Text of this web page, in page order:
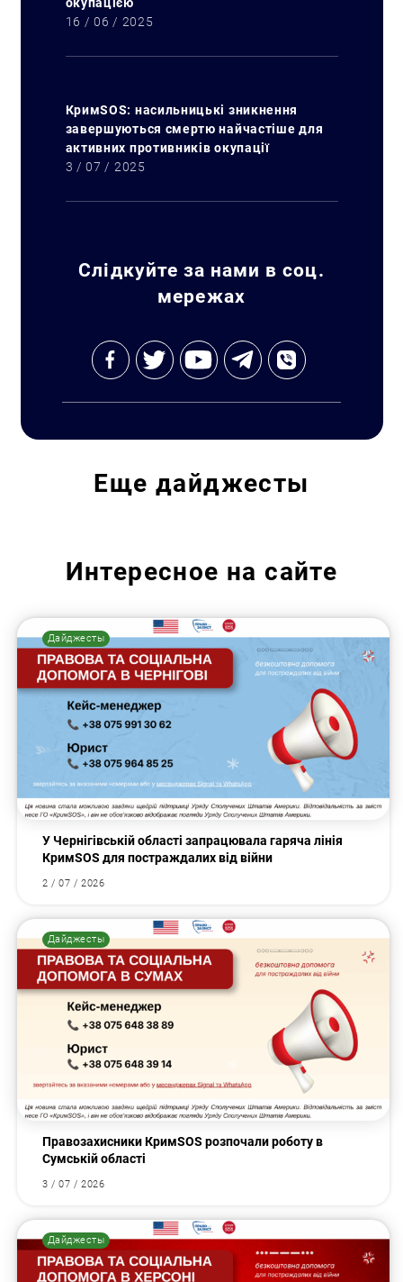
16 / 06 / 2025
КримSOS: насильницькі зникнення
завершуються смертю найчастіше для
активних противників окупації
3 / 07 / 2025
Слідкуйте за нами в соц.
мережах
Еще дайджесты
Интересное на сайте
Дайджесты
У Чернігівській області запрацювала гаряча лінія
КримSOS для постраждалих від війни
2 / 07 / 2026
Дайджесты
Правозахисники КримSOS розпочали роботу в
Сумській області
3 / 07 / 2026
Дайджесты